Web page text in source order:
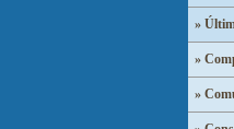
»
»
»